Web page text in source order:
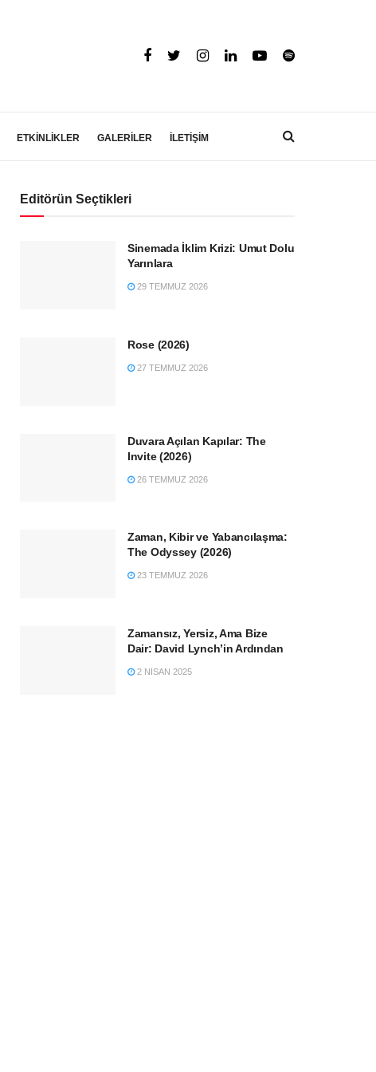
ETKİNLİKLER GALERİLER İLETİŞİM
Editörün Seçtikleri
Sinemada İklim Krizi: Umut Dolu
Yarınlara
29 TEMMUZ 2026
Rose (2026)
27 TEMMUZ 2026
Duvara Açılan Kapılar: The
Invite (2026)
26 TEMMUZ 2026
Zaman, Kibir ve Yabancılaşma:
The Odyssey (2026)
23 TEMMUZ 2026
Zamansız, Yersiz, Ama Bize
Dair: David Lynch’in Ardından
2 NISAN 2025